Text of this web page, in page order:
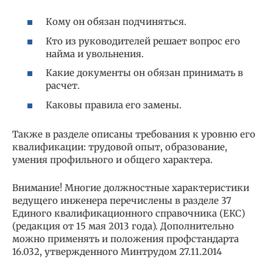
Кому он обязан подчиняться.
Кто из руководителей решает вопрос его
найма и увольнения.
Какие документы он обязан принимать в
расчет.
Каковы правила его замены.
Также в разделе описаны требования к уровню его
квалификации: трудовой опыт, образование,
умения профильного и общего характера.
Внимание! Многие должностные характеристики
ведущего инженера перечислены в разделе 37
Единого квалификационного справочника (ЕКС)
(редакция от 15 мая 2013 года). Дополнительно
можно применять и положения профстандарта
16.032, утвержденного Минтрудом 27.11.2014